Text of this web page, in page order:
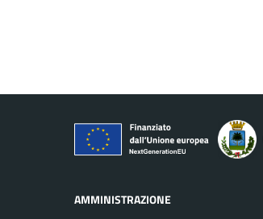
AMMINISTRAZIONE